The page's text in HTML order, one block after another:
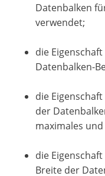
Datenbalken
verwendet;
die Eigenschaft
Datenbalken-
die Eigenschaft
der
maximales
die Eigenschaft
Breite der